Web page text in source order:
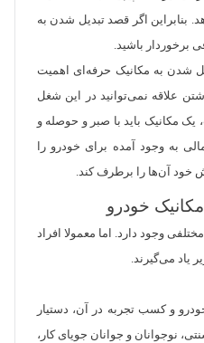
بنابراین اگر قصد تبدیل شدن به
برخوردار باشید.
شدن به مکانیک حرفه‌ای اهمیت
علاقه نمی‌توانید در این شغل
مکانیک باید با صبر و حوصله و
به وجود آمده برای خودرو را
خود آن‌ها را برطرف کند.
خودرو
وجود دارد. اما معمولا افراد
یاد می‌گیرند.
و کسب تجربه در آن، دستیار
نوجوانان و جوانان جویای کار،